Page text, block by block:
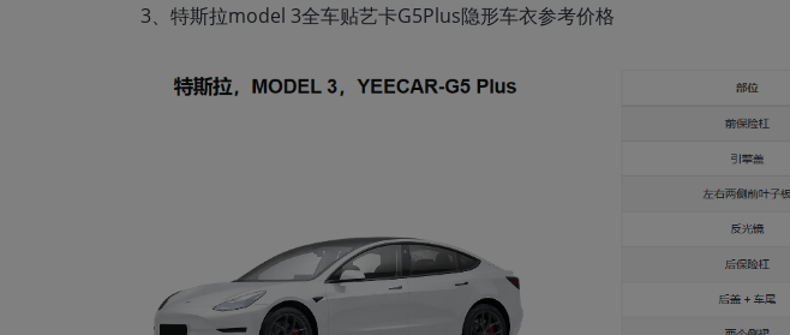
3、特斯拉model 3全车贴艺卡G5Plus隐形车衣参考价格